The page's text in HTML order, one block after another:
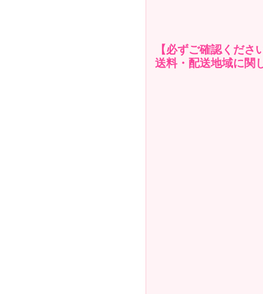
【必ずご確認くださ
送料・配送地域に関